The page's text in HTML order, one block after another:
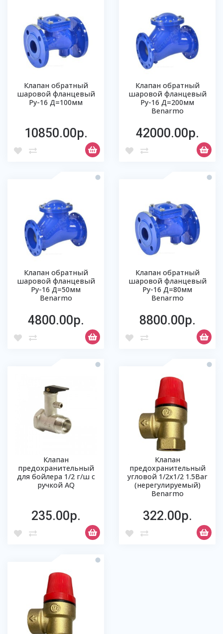
Клапан обратный
шаровой фланцевый
Ру-16 Д=100мм
10850.00р.
Клапан обратный
шаровой фланцевый
Ру-16 Д=200мм
Benarmo
42000.00р.
Клапан обратный
шаровой фланцевый
Ру-16 Д=50мм
Benarmo
4800.00р.
Клапан обратный
шаровой фланцевый
Ру-16 Д=80мм
Benarmo
8800.00р.
Клапан
предохранительный
для бойлера 1/2 г/ш с
ручкой AQ
235.00р.
Клапан
предохранительный
угловой 1/2х1/2 1.5Bar
(нерегулируемый)
Benarmo
322.00р.